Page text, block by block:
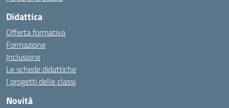
Didattica
Offerta formativa
Formazione
Inclusione
Le schede didattiche
I progetti delle classi
Novità